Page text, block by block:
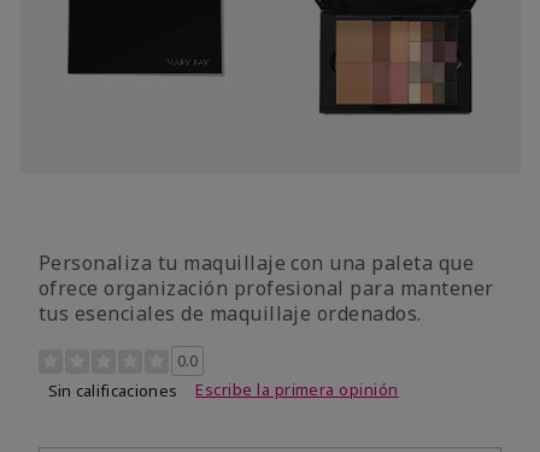
Personaliza tu maquillaje con una paleta que
ofrece organización profesional para mantener
tus esenciales de maquillaje ordenados.
Calificación de clientes de 5 de 5
0.0
Sin calificaciones
Escribe la primera opinión